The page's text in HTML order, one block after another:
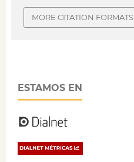
MORE CITATION FORMATS
ESTAMOS EN